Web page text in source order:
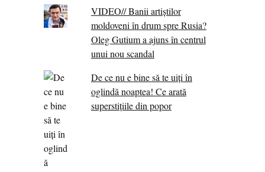
VIDEO// Banii artiștilor
moldoveni în drum spre Rusia?
Oleg Gutium a ajuns în centrul
unui nou scandal
De ce nu e bine să te uiți în
oglindă noaptea! Ce arată
superstițiile din popor